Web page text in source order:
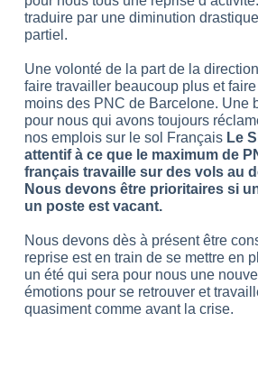
traduire par une diminution
partiel.
Une volonté de la part de la
faire travailler beaucoup plus et
moins des PNC de Barcelone. Une
pour nous qui avons toujours
nos emplois sur le sol Français Le
attentif à ce que le maximum de
français travaille sur des vols au
Nous devons être prioritaires si
un poste est vacant.
Nous devons dès à présent être
reprise est en train de se mettre en
un été qui sera pour nous une
émotions pour se retrouver et
quasiment comme avant la crise.